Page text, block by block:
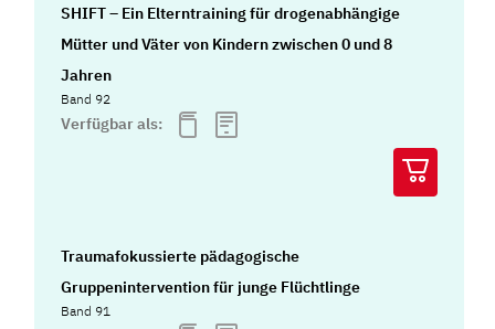
SHIFT – Ein Elterntraining für drogenabhängige
Mütter und Väter von Kindern zwischen 0 und 8
Jahren
Band 92
Verfügbar als:
Traumafokussierte pädagogische
Gruppenintervention für junge Flüchtlinge
Band 91